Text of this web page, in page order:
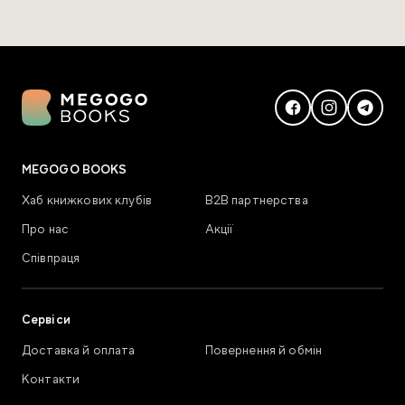
MEGOGO BOOKS
Хаб книжкових клубів
В2В партнерства
Про нас
Акції
Співпраця
Сервіси
Доставка й оплата
Повернення й обмін
Контакти